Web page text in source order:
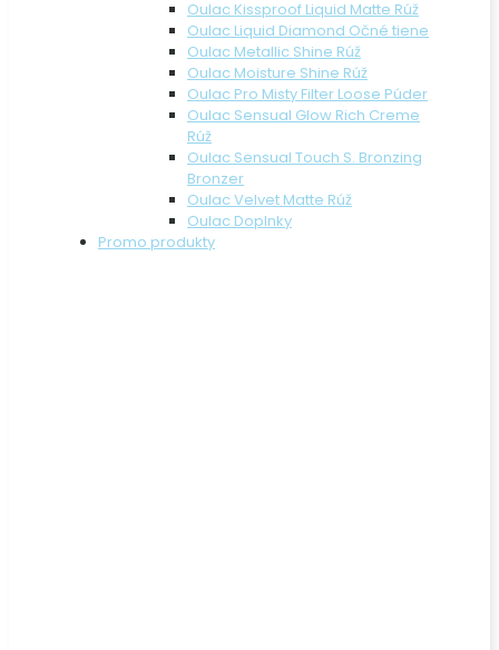
Oulac Kissproof Liquid Matte Rúž
Oulac Liquid Diamond Očné tiene
Oulac Metallic Shine Rúž
Oulac Moisture Shine Rúž
Oulac Pro Misty Filter Loose Púder
Oulac Sensual Glow Rich Creme
Rúž
Oulac Sensual Touch S. Bronzing
Bronzer
Oulac Velvet Matte Rúž
Oulac Doplnky
Promo produkty